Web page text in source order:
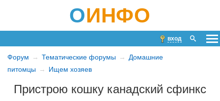
ОИНФО
вход
Форум Тематические форумы
Домашние
питомцы
Ищем хозяев
Пристрою кошку канадский сфинкс